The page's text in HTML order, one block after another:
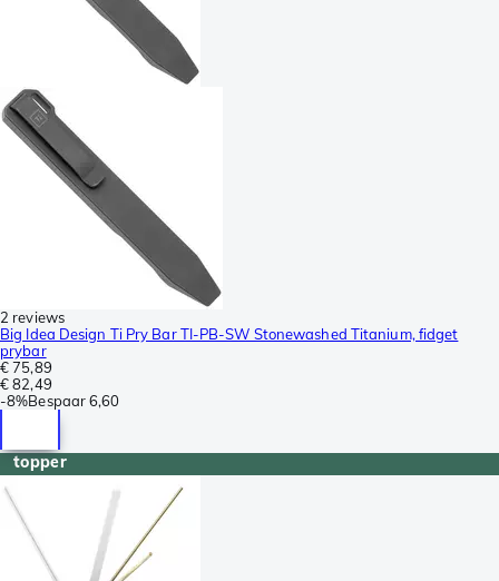
2 reviews
Big Idea Design Ti Pry Bar TI-PB-SW Stonewashed Titanium, fidget
prybar
€ 75,89
€ 82,49
-8%Bespaar6,60
topper